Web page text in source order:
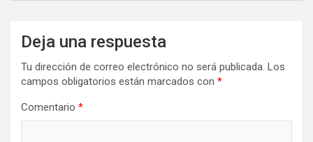
Deja una respuesta
Tu dirección de correo electrónico no será publicada. Los
campos obligatorios están marcados con *
Comentario *